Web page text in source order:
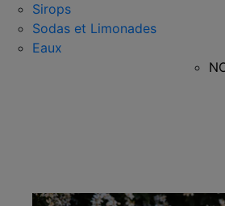
Sirops
Sodas et Limonades
Eaux